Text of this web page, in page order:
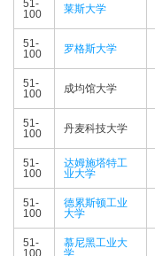
51-
100
莱斯大学
51-
100
罗格斯大学
51-
100
成均馆大学
51-
100
丹麦科技大学
51-
100
达姆施塔特工
业大学
51-
100
德累斯顿工业
大学
51-
100
慕尼黑工业大
学